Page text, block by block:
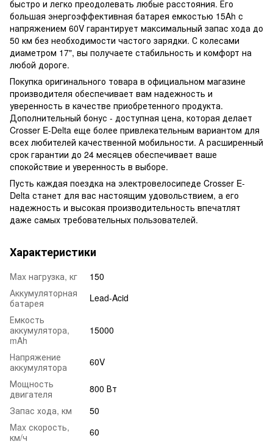
быстро и легко преодолевать любые расстояния. Его
большая энергоэффективная батарея емкостью 15Ah с
напряжением 60V гарантирует максимальный запас хода до
50 км без необходимости частого зарядки. С колесами
диаметром 17", вы получаете стабильность и комфорт на
любой дороге.
Покупка оригинального товара в официальном магазине
производителя обеспечивает вам надежность и
уверенность в качестве приобретенного продукта.
Дополнительный бонус - доступная цена, которая делает
Crosser E-Delta еще более привлекательным вариантом для
всех любителей качественной мобильности. А расширенный
срок гарантии до 24 месяцев обеспечивает ваше
спокойствие и уверенность в выборе.
Пусть каждая поездка на электровелосипеде Crosser E-
Delta станет для вас настоящим удовольствием, а его
надежность и высокая производительность впечатлят
даже самых требовательных пользователей.
Характеристики
Mаx нагрузка, кг
150
Аккумуляторная
батарея
Lead-Acid
Емкость
аккумулятора,
mAh
15000
Напряжение
аккумулятора
60V
Мощность
двигателя
800 Вт
Запас хода, км
50
Max скорость,
км/ч
60